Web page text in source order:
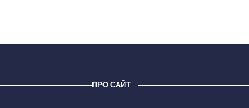
ПРО САЙТ